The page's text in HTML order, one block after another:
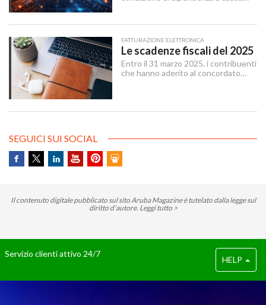
a un fornitore specifico, a causa di
e contrattuali o legati al tempo
necessario per attuare un cambio
tecnologico.
FATTURAZIONE ELETTRONICA
Le scadenze fiscali del 2025
Entro il 31 marzo 2025, i contribuenti
che hanno aderito al concordato
anni 2018-2022, versando
dell’IRAP.
SEGUICI SUI SOCIAL
Il contenuto digitale pubblicato sul sito Aruba Magazine è tutelato dalla legge sul
diritto d’autore. Leggi tutto >
HELP
Servizio clienti attivo 24/7